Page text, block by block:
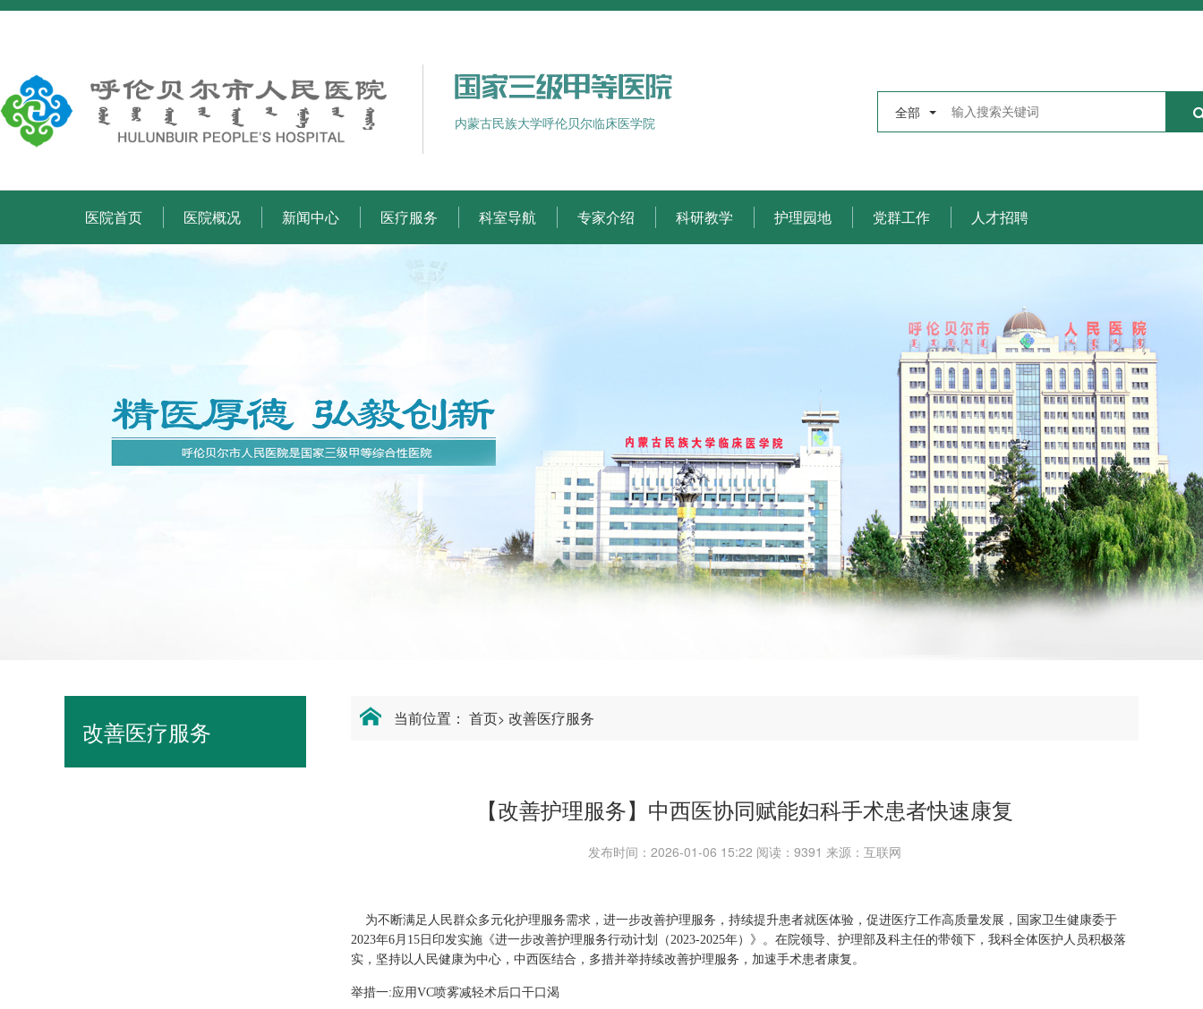
内蒙古民族大学呼伦贝尔临床医学院
全部
医院首页 医院概况 新闻中心 医疗服务 科室导航 专家介绍 科研教学 护理园地 党群工作 人才招聘
改善医疗服务 当前位置： 首页> 改善医疗服务
【改善护理服务】中西医协同赋能妇科手术患者快速康复
发布时间：2026-01-06 15:22 阅读：9391 来源：互联网
为不断满足人民群众多元化护理服务需求，进一步改善护理服务，持续提升患者就医体验，促进医疗工作高质量发展，国家卫生健康委于
2023年6月15日印发实施《进一步改善护理服务行动计划（2023-2025年）》。在院领导、护理部及科主任的带领下，我科全体医护人员积极落
实，坚持以人民健康为中心，中西医结合，多措并举持续改善护理服务，加速手术患者康复。
举措一:应用VC喷雾减轻术后口干口渴